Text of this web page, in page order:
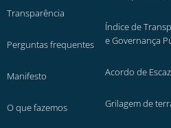
Transparência
Perguntas frequentes
Manifesto
O que fazemos
Índice de
e Governança
Acordo de
Grilagem de